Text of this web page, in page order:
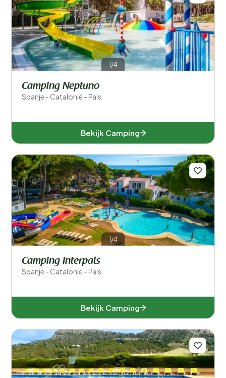
1/4
Camping Neptuno
Spanje - Catalonië - Pals
Bekijk Camping
1/4
Camping Interpals
Spanje - Catalonië - Pals
Bekijk Camping